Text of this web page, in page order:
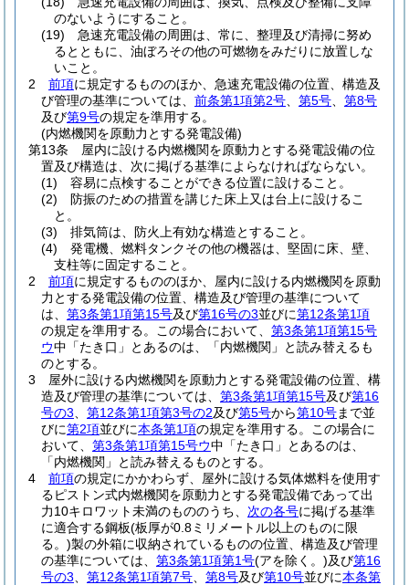
のないようにすること。
(19)
急速充電設備の周囲は、常に、整理及び清掃に努め
るとともに、油ぼろその他の可燃物をみだりに放置しな
いこと。
2
前項に規定するもののほか、急速充電設備の位置、構造及
び管理の基準については、 前条第1項第2号 第5号
第8号
及び第9号の規定を準用する。
(内燃機関を原動力とする発電設備)
第13条
屋内に設ける内燃機関を原動力とする発電設備の位
置及び構造は、次に掲げる基準によらなければならない。
(1)
容易に点検することができる位置に設けること。
(2)
防振のための措置を講じた床上又は台上に設けるこ
と。
(3)
排気筒は、防火上有効な構造とすること。
(4)
発電機、燃料タンクその他の機器は、堅固に床、壁、
支柱等に固定すること。
2
前項に規定するもののほか、屋内に設ける内燃機関を原動
力とする発電設備の位置、構造及び管理の基準について
は、 第3条第1項第15号及び第16号の3並びに第12条第1項
の規定を準用する。
この場合において、 第3条第1項第15号
ウ中「たき口」とあるのは、「内燃機関」と読み替えるも
のとする。
3
屋外に設ける内燃機関を原動力とする発電設備の位置、構
造及び管理の基準については、 第3条第1項第15号及び第16
号の3
第12条第1項第3号の2及び第5号から第10号まで並
びに第2項並びに本条第1項の規定を準用する。
この場合に
おいて、 第3条第1項第15号ウ中「たき口」とあるのは、
「内燃機関」と読み替えるものとする。
4
前項の規定にかかわらず、屋外に設ける気体燃料を使用す
るピストン式内燃機関を原動力とする発電設備であって出
力10キロワット未満のもののうち、 次の各号に掲げる基準
に適合する鋼板(板厚が0.8ミリメートル以上のものに限
る。)製の外箱に収納されているものの位置、構造及び管理
の基準については、 第3条第1項第1号(アを除く。)及び第16
号の3
第12条第1項第7号 第8号及び第10号並びに本条第